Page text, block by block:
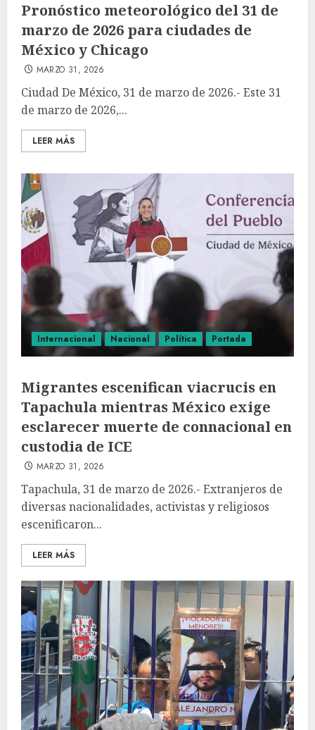
Pronóstico meteorológico del 31 de
marzo de 2026 para ciudades de
México y Chicago
MARZO 31, 2026
Ciudad De México, 31 de marzo de 2026.- Este 31
de marzo de 2026,...
LEER MÁS
Internacional Nacional Política Portada
Migrantes escenifican viacrucis en
Tapachula mientras México exige
esclarecer muerte de connacional en
custodia de ICE
MARZO 31, 2026
Tapachula, 31 de marzo de 2026.- Extranjeros de
diversas nacionalidades, activistas y religiosos
escenificaron...
LEER MÁS